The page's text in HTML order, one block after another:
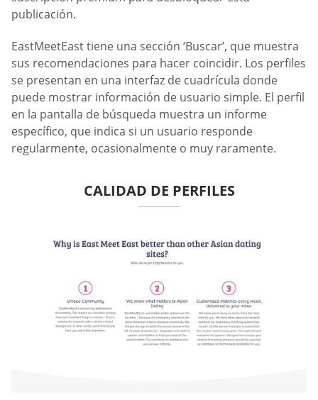
publicación.
EastMeetEast tiene una sección ‘Buscar’, que muestra
sus recomendaciones para hacer coincidir. Los perfiles
se presentan en una interfaz de cuadrícula donde
puede mostrar información de usuario simple. El perfil
en la pantalla de búsqueda muestra un informe
específico, que indica si un usuario responde
regularmente, ocasionalmente o muy raramente.
CALIDAD DE PERFILES